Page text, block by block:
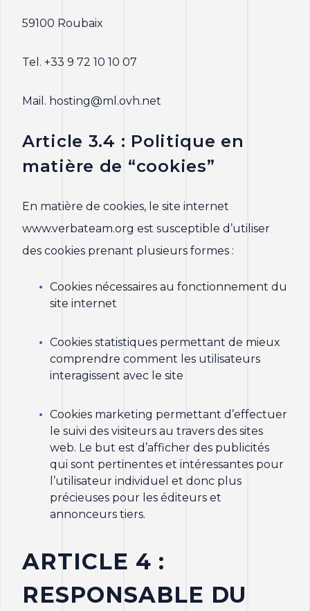
59100 Roubaix
Tel. +33 9 72 10 10 07
Mail. hosting@ml.ovh.net
Article 3.4 : Politique en
matière de “cookies”
En matière de cookies, le site internet
www.verbateam.org est susceptible d’utiliser
des cookies prenant plusieurs formes :
Cookies nécessaires au fonctionnement du
site internet
Cookies statistiques permettant de mieux
comprendre comment les utilisateurs
interagissent avec le site
Cookies marketing permettant d’effectuer
le suivi des visiteurs au travers des sites
web. Le but est d’afficher des publicités
qui sont pertinentes et intéressantes pour
l’utilisateur individuel et donc plus
précieuses pour les éditeurs et
annonceurs tiers.
ARTICLE 4 :
RESPONSABLE DU